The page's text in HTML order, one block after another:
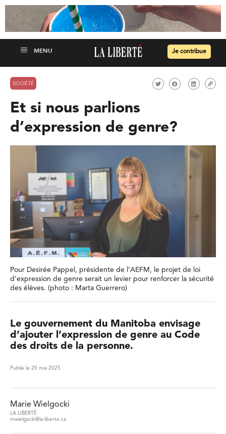
Je contribue
SOCIÉTÉ
Et si nous parlions
d’expression de genre?
Pour Desirée Pappel, présidente de l’AEFM, le projet de loi
d’expression de genre serait un levier pour renforcer la sécurité
des élèves. (photo : Marta Guerrero)
Le gouvernement du Manitoba envisage
d’ajouter l’expression de genre au Code
des droits de la personne.
Publié le 20 mai 2025
Marie Wielgocki
LA LIBERTÉ
mwielgocki@la-liberte.ca